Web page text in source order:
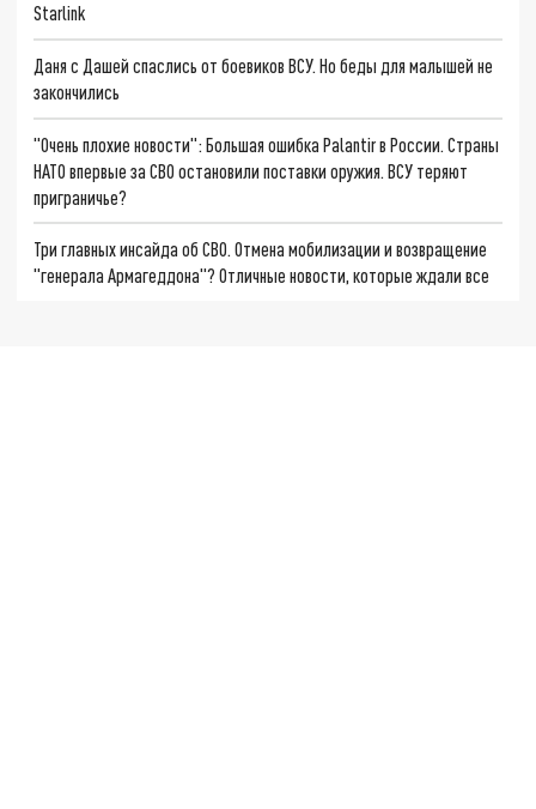
Starlink
Даня с Дашей спаслись от боевиков ВСУ. Но беды для малышей не
закончились
"Очень плохие новости": Большая ошибка Palantir в России. Страны
НАТО впервые за СВО остановили поставки оружия. ВСУ теряют
приграничье?
Три главных инсайда об СВО. Отмена мобилизации и возвращение
"генерала Армагеддона"? Отличные новости, которые ждали все